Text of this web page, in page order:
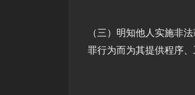
（三）明知他人实施非
罪行为而为其提供程序、